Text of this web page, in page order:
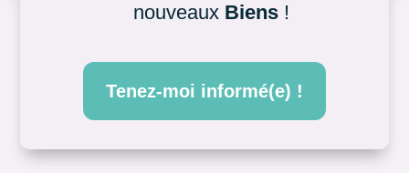
nouveaux Biens !
Tenez-moi informé(e) !